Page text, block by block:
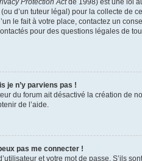
Protection Actde 1998) est une loi
d’un tuteur légal) pour la collecte de
le fait à votre place, contactez un
pour des questions légales de
je n’y parviens pas !
du forum ait désactivé la création
de l’aide.
pas me connecter !
et votre mot de passe. S’ils